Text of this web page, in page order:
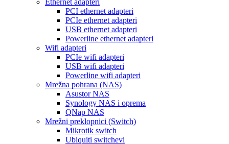
Ethernet adapteri
PCI ethernet adapteri
PCIe ethernet adapteri
USB ethernet adapteri
Powerline ethernet adapteri
Wifi adapteri
PCIe wifi adapteri
USB wifi adapteri
Powerline wifi adapteri
Mrežna pohrana (NAS)
Asustor NAS
Synology NAS i oprema
QNap NAS
Mrežni preklopnici (Switch)
Mikrotik switch
Ubiquiti switchevi